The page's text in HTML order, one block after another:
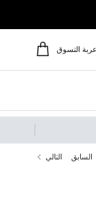
عربة التسوق
السابق التالي